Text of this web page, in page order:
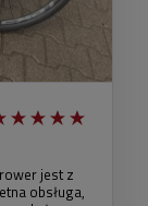
jest z
obsługa,